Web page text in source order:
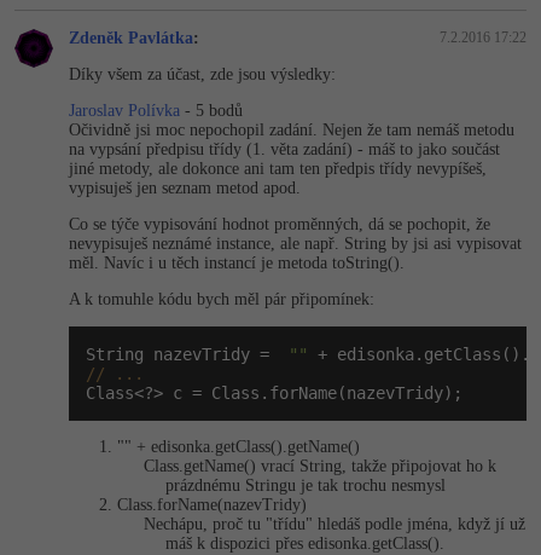
Zdeněk Pavlátka: 7.2.2016 17:22
Díky všem za účast, zde jsou výsledky:
Jaroslav Polívka - 5 bodů
Očividně jsi moc nepochopil zadání. Nejen že tam nemáš metodu
na vypsání předpisu třídy (1. věta zadání) - máš to jako součást
jiné metody, ale dokonce ani tam ten předpis třídy nevypíšeš,
vypisuješ jen seznam metod apod.
Co se týče vypisování hodnot proměnných, dá se pochopit, že
nevypisuješ neznámé instance, ale např. String by jsi asi vypisovat
měl. Navíc i u těch instancí je metoda toString().
A k tomuhle kódu bych měl pár připomínek:
String nazevTridy =
""
// ...
Class<?> c = Class.forName(nazevTridy);
"" + edisonka.getClas­s().getName()
Class.getName() vrací String, takže připojovat ho k
prázdnému Stringu je tak trochu nesmysl
Class.forName(na­zevTridy)
Nechápu, proč tu "třídu" hledáš podle jména, když jí už
máš k dispozici přes edisonka.getClas­s().